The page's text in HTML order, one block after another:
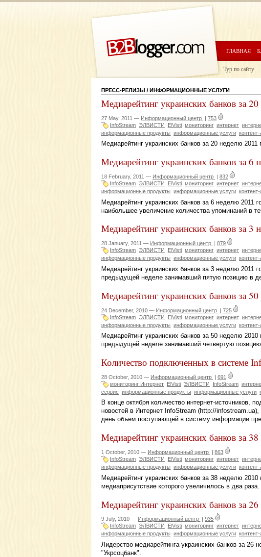
ГЛАВНАЯ
Тур по сайту
ПРЕСС-РЕЛИЗЫ / ИНФОРМАЦИОННЫЕ УСЛУГИ
Медиарейтинг украинских банков за
27 May, 2011 — Информационный центр | 753
InfoStream ЭЛВИСТИ ElVisti мониторинг интернет
информационные продукты информационные услуги
Медиарейтинг украинских банков за 20 неделю 2011
Медиарейтинг украинских банков за 6
18 February, 2011 — Информационный центр | 832
InfoStream ЭЛВИСТИ ElVisti мониторинг интернет
информационные продукты информационные услуги
Медиарейтинг украинских банков за 6 неделю 2011
наибольшее увеличение количества упоминаний в
Медиарейтинг украинских банков за 3
28 January, 2011 — Информационный центр
879
InfoStream ЭЛВИСТИ ElVisti мониторинг интернет
информационные продукты информационные услуги
Медиарейтинг украинских банков за 3 неделю 2011
предыдущей неделе занимавший пятую позицию в
Медиарейтинг украинских банков за
24 December, 2010 — Информационный центр | 725
InfoStream ЭЛВИСТИ ElVisti мониторинг интернет
информационные продукты информационные услуги
Медиарейтинг украинских банков за 50 неделю
предыдущей неделе занимавший четвертую
Количество подключенных в системе
28 October, 2010 — Информационный центр | 691
мониторинг Интернет ElVisti ЭЛВИСТИ InfoStream
сервис информационные продукты информационные услуги
В конце октября количество интернет-источников,
новостей в Интернет InfoStream (http://
день объем поступающей в систему информации
Медиарейтинг украинских банков за
1 October, 2010 — Информационный центр | 863
InfoStream ЭЛВИСТИ ElVisti мониторинг интернет
информационные продукты информационные услуги
Медиарейтинг украинских банков за 38 неделю
медиаприсутствие которого увеличилось в два раза.
Медиарейтинг украинских банков за
9 July, 2010 — Информационный центр
935
InfoStream ЭЛВИСТИ ElVisti мониторинг интернет
информационные продукты информационные услуги
Лидерство медиарейтинга украинских банков за
"Укрсоцбанк".